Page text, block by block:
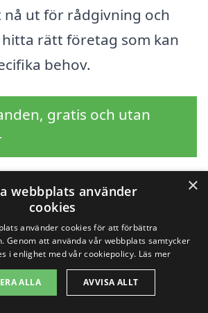
nå ut för rådgivning och
rätt företag som kan
behov.
gratis och utan
en
för
i andra
×
webbplats använder
cookies
använder cookies för att förbättra
Genom att använda vår webbplats samtycker
i enlighet med vår cookiepolicy. Läs mer
ALLA AVVISA ALLT